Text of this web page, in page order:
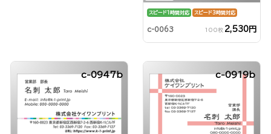
スピード1時間対応 スピード3時間対応
c-0063 100枚 2,530円
c-0947b c-0919b